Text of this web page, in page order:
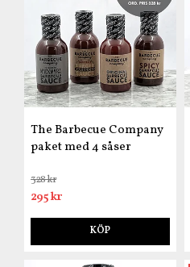
The Barbecue Company
paket med 4 såser
328 kr
295 kr
KÖP